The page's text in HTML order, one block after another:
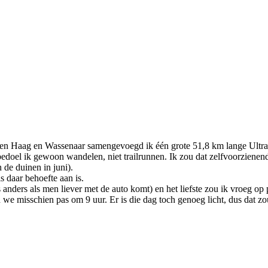
Haag en Wassenaar samengevoegd ik één grote 51,8 km lange
ik gewoon wandelen, niet trailrunnen. Ik zou dat
de duinen in juni).
daar behoefte aan is.
als men liever met de auto komt) en het liefste zou ik vroeg
misschien pas om 9 uur. Er is die dag toch genoeg licht, dus dat